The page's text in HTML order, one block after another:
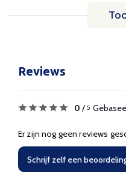
Reviews
0 / 5
Er zijn nog geen reviews
Schrijf zelf een